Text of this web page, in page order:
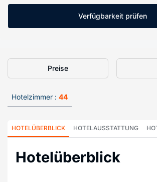
Verfügbarkeit prüfen
Preise
Hotelzimmer : 44
HOTELÜBERBLICK HOTELAUSSTATTUNG
Hotelüberblick